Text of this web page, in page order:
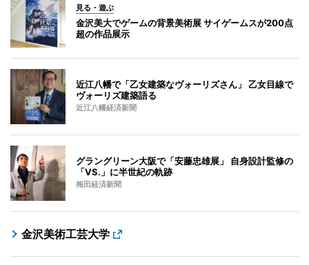
見る・遊ぶ
金沢美大でゲームの背景美術展 サイゲームスが200点
超の作品展示
近江八幡で「乙女建築なヴォーリズさん」 乙女目線で
ヴォーリズ建築語る
近江八幡経済新聞
グラングリーン大阪で「安藤忠雄展」 自身設計監修の
「VS.」に半世紀の軌跡
梅田経済新聞
金沢美術工芸大学